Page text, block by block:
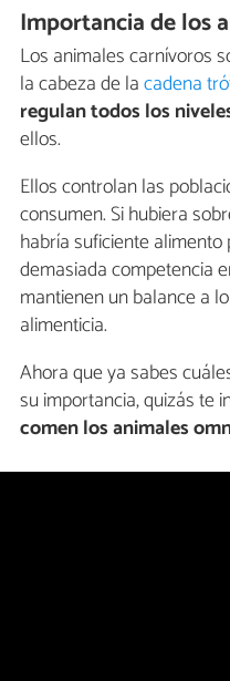
Importancia de los
Los animales carnívoros
la cabeza de lacadena
regulan todos los
ellos.
Ellos controlan las
consumen. Si hubiera
habría suficiente
demasiada competencia
mantienen un balance a
alimenticia.
Ahora que ya sabes
su importancia, quizás te
comen losanimales